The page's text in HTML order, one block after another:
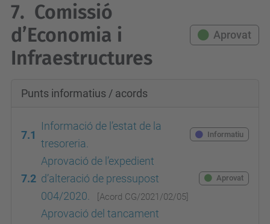
7. Comissió
d’Economia i
Infraestructures
Aprovat
Punts informatius / acords
7.1
Informació de l’estat de la
tresoreria.
Informatiu
7.2
Aprovació de l’expedient
d’alteració de pressupost
004/2020.
[Acord CG/2021/02/05]
Aprovat
Aprovació del tancament